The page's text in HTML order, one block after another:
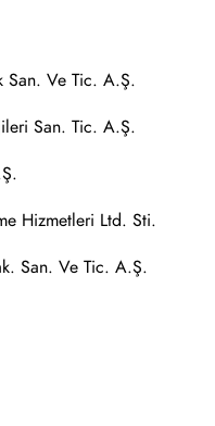
San. Ve Tic. A.Ş.
San. Tic. A.Ş.
Hizmetleri Ltd. Sti.
San. Ve Tic. A.Ş.